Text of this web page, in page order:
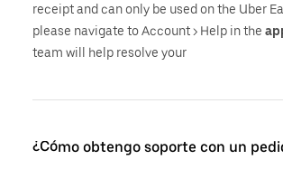
receipt and can only be used on the Uber
please navigate to Account > Help in the
team will help resolve your
¿Cómo obtengo soporte con un